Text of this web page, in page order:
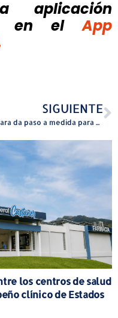
aplicación
en el
App
SIGUIENTE
Cámara da paso a medida para permitir reflexión voluntaria de cinco minutos en agencias de gobierno
los centros de salud
clínico de Estados